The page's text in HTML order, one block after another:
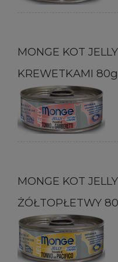
MONGE KOT
KREWETKAMI 80g
MONGE KOT
ŻÓŁTOPŁETWY